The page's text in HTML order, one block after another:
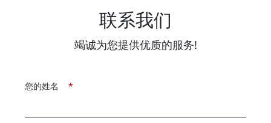
联系我们
竭诚为您提供优质的服务!
*
您的姓名